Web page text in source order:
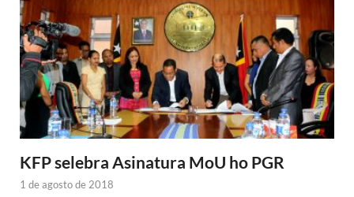
KFP selebra Asinatura MoU ho PGR
1 de agosto de 2018